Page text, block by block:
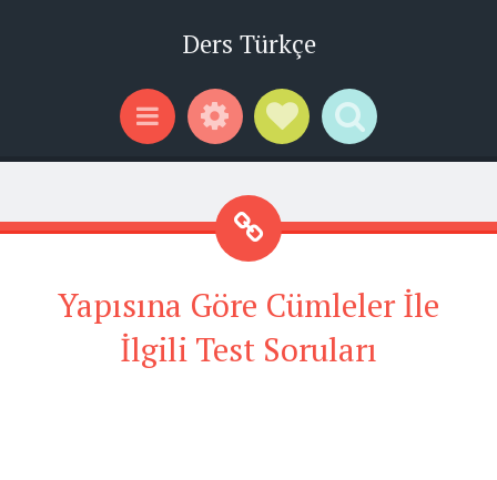
Ders Türkçe
Menu WidgetsSocial Links
Search
Yapısına Göre Cümleler İle
İlgili Test Soruları